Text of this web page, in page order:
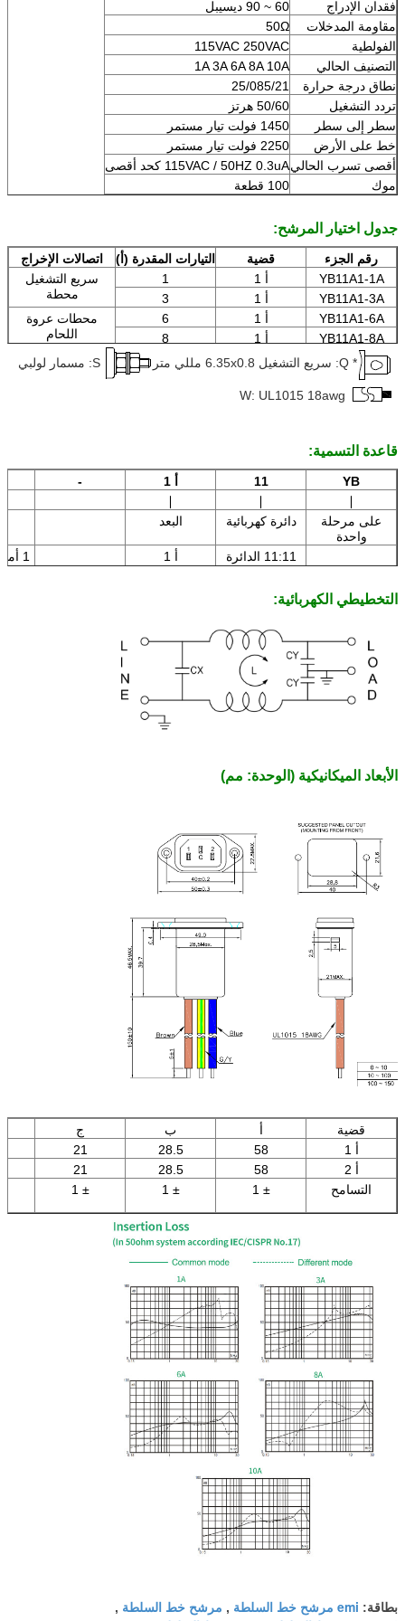
فقدان الإدراج
60 ~ 90 ديسيبل
مقاومة المدخلات
50Ω
الفولطية
115VAC 250VAC
التصنيف الحالي
1A 3A 6A 8A 10A
نطاق درجة حرارة
25/085/21
تردد التشغيل
50/60 هرتز
سطر إلى سطر
1450 فولت تيار مستمر
خط على الأرض
2250 فولت تيار مستمر
أقصى تسرب الحالي115VAC / 50HZ 0.3uA كحد أقصى
موك
100 قطعة
جدول اختيار المرشح:
رقم الجزء قضية التيارات المقدرة (أ)
اتصالات الإخراج
YB11A1-1A
أ 1 1
سريع التشغيل
محطة
YB11A1-3A أ 1
3
YB11A1-6A
أ 1 6
محطات عروة
اللحام
YB11A1-8A أ 1
8
YB11A1-10A
أ 1 10 الأسلاك * Q: سريع التشغيل 6.35x0.8 مللي متر S: مسمار لولبي
W: UL1015 18awg
قاعدة التسمية:
YB
11 أ 1
-
∣
∣
∣
على مرحلة
واحدة
دائرة كهربائية البعد
11:11 الدائرة أ 1 1 أمبير: 1 أمبير
التخطيطي الكهربائية:
الأبعاد الميكانيكية (الوحدة: مم)
قضية أ ب
ج
أ 1
58
28.5
21
أ 2
58
28.5
21
التسامح
± 1
± 1
± 1
بطاقة: emi مرشح خط السلطة , مرشح خط السلطة ,